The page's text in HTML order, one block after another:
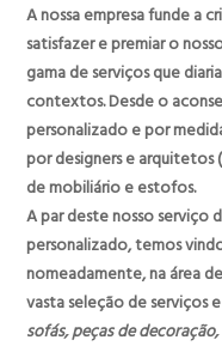
A nossa empresa funde a
satisfazer e premiar o
gama de serviços que
contextos. Desde o
personalizado e por
por designers e arquitetos
de mobiliário e estofos.
A par deste nosso serviço
personalizado, temos
nomeadamente, na área
vasta seleção de serviços
sofás, peças de